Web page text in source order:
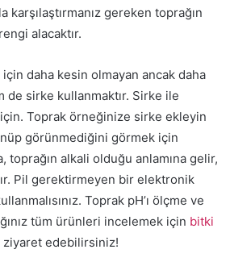
karşılaştırmanız gereken toprağın
alacaktır.
için daha kesin olmayan ancak daha
de sirke kullanmaktır. Sirke ile
için. Toprak örneğinize sirke ekleyin
görünmediğini görmek için
toprağın alkali olduğu anlamına gelir,
Pil gerektirmeyen bir elektronik
Toprak pH’ı ölçme ve
tüm ürünleri incelemek için bitki
ziyaret edebilirsiniz!